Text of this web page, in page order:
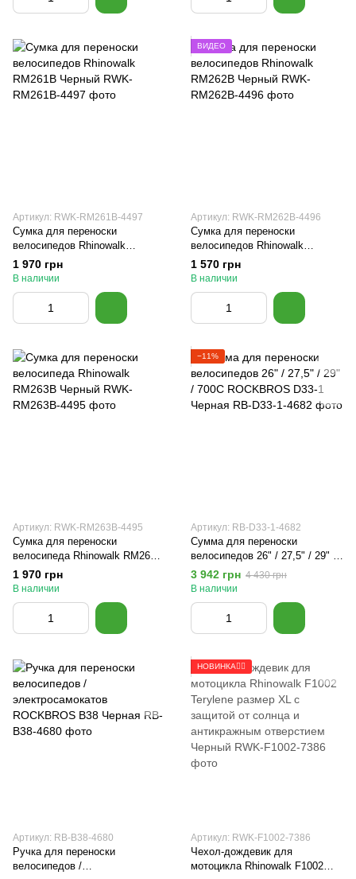
Артикул: RWK-RM261B-4497
Сумка для переноски
велосипедов Rhinowalk
RM261B Черный
1 970 грн
В наличии
ВИДЕО
Артикул: RWK-RM262B-4496
Сумка для переноски
велосипедов Rhinowalk
RM262B Черный
1 570 грн
В наличии
Артикул: RWK-RM263B-4495
Сумка для переноски
велосипеда Rhinowalk RM263B
Черный
1 970 грн
В наличии
−11%
Артикул: RB-D33-1-4682
Сумма для переноски
велосипедов 26" / 27,5" / 29" /
700C ROCKBROS D33-1
Черная
3 942 грн 4 430 грн
В наличии
Артикул: RB-B38-4680
Ручка для переноски
велосипедов /
НОВИНКА🚴‍♂️
Артикул: RWK-F1002-7386
Чехол-дождевик для
мотоцикла Rhinowalk F1002